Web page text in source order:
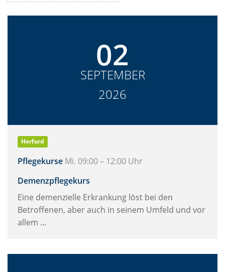
02
SEPTEMBER
2026
Herford
Pflegekurse Mi. 09:00 – 12:00 Uhr
Demenzpflegekurs
Eine demenzielle Erkrankung löst bei den
Betroffenen, aber auch in seinem Umfeld und vor
allem ...